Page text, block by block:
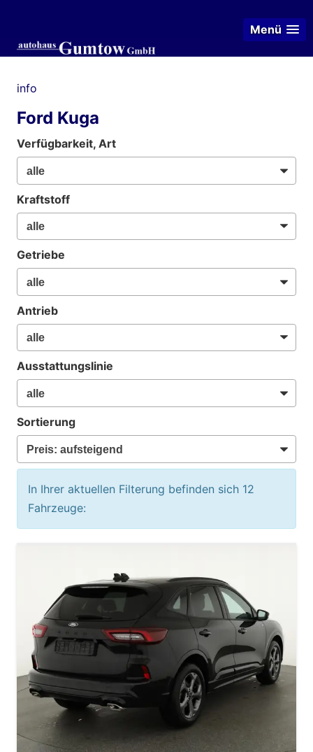
Menü
info
Ford Kuga
Verfügbarkeit, Art
Kraftstoff
Getriebe
Antrieb
Ausstattungslinie
Sortierung
In Ihrer aktuellen Filterung befinden sich 12
Fahrzeuge: